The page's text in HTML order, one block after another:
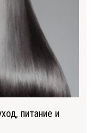
питание и